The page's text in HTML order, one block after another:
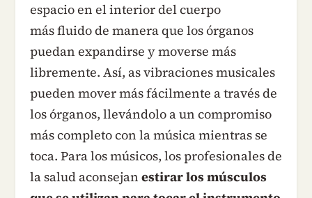
espacio en el interior del cuerpo
más fluido de manera que los órganos
puedan expandirse y moverse más
libremente. Así, as vibraciones musicales
pueden mover más fácilmente a través de
los órganos, llevándolo a un compromiso
más completo con la música mientras se
toca. Para los músicos, los profesionales de
la salud aconsejan estirar los músculos